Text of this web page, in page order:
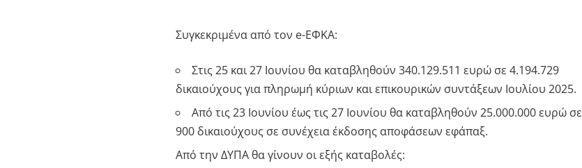
Συγκεκριμένα από τον e-ΕΦΚΑ:
Στις 25 και 27 Ιουνίου θα καταβληθούν 340.129.511 ευρώ σε 4.194.729
δικαιούχους για πληρωμή κύριων και επικουρικών συντάξεων Ιουλίου 2025.
Από τις 23 Ιουνίου έως τις 27 Ιουνίου θα καταβληθούν 25.000.000 ευρώ σε
900 δικαιούχους σε συνέχεια έκδοσης αποφάσεων εφάπαξ.
Από την ΔΥΠΑ θα γίνουν οι εξής καταβολές: